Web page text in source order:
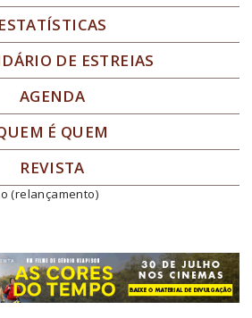
ESTATÍSTICAS
DE ESTREIAS
AGENDA
É QUEM
REVISTA
(relançamento)